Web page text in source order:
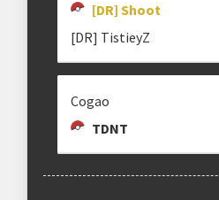
[DR] Shoot
[DR] TistieyZ
Cogao
TDNT